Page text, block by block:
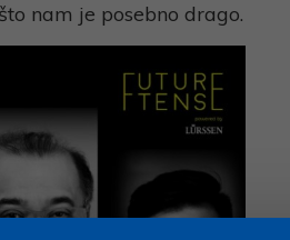
nam je posebno drago.